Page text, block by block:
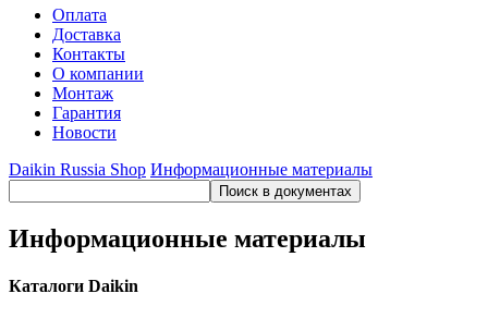
Оплата
Доставка
Контакты
О компании
Монтаж
Гарантия
Новости
Daikin Russia Shop Информационные материалы
Информационные материалы
Каталоги Daikin